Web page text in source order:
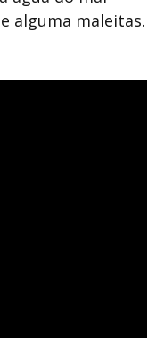
alguma maleitas.